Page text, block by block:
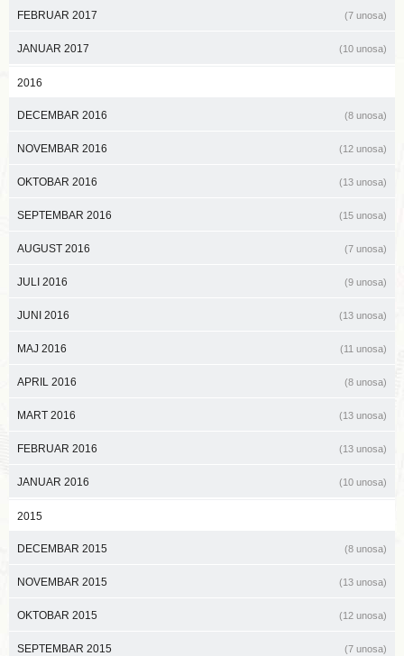
FEBRUAR 2017 (7 unosa)
JANUAR 2017 (10 unosa)
2016
DECEMBAR 2016 (8 unosa)
NOVEMBAR 2016 (12 unosa)
OKTOBAR 2016 (13 unosa)
SEPTEMBAR 2016 (15 unosa)
AUGUST 2016 (7 unosa)
JULI 2016 (9 unosa)
JUNI 2016 (13 unosa)
MAJ 2016 (11 unosa)
APRIL 2016 (8 unosa)
MART 2016 (13 unosa)
FEBRUAR 2016 (13 unosa)
JANUAR 2016 (10 unosa)
2015
DECEMBAR 2015 (8 unosa)
NOVEMBAR 2015 (13 unosa)
OKTOBAR 2015 (12 unosa)
SEPTEMBAR 2015 (7 unosa)